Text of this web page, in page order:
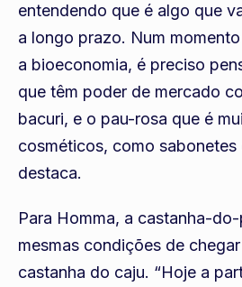
entendendo que é algo que
a longo prazo. Num
a bioeconomia, é preciso
que têm poder de mercado
bacuri, e o pau-rosa que é
cosméticos, como sabonetes
destaca.
Para Homma, a castanha-
mesmas condições de
castanha do caju. “Hoje a